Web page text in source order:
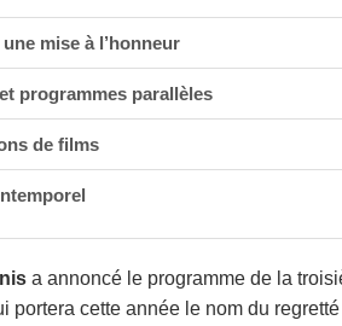
mise à l’honneur
programmes parallèles
de films
a annoncé le programme de la
portera cette année le nom du